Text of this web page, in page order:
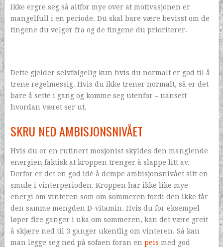
ikke ergre seg så altfor mye over at motivasjonen er
mangelfull i en periode. Du skal bare være bevisst om de
tingene du velger fra og de tingene du prioriterer.
Dette gjelder selvfølgelig kun hvis du normalt er god til å
trene regelmessig. Hvis du ikke trener normalt, så er det
bare å sette i gang og komme seg utenfor – uansett
hvordan været ser ut.
SKRU NED AMBISJONSNIVÅET
Hvis du er en rutinert mosjonist skyldes den manglende
energien faktisk at kroppen trenger å slappe litt av.
Derfor er det en god idé å dempe ambisjonsnivået sitt en
smule i vinterperioden. Kroppen har ikke like mye
energi om vinteren som om sommeren fordi den ikke får
den samme mengden D-vitamin. Hvis du for eksempel
løper fire ganger i uka om sommeren, kan det være greit
å skjære ned til 3 ganger ukentlig om vinteren. Så kan
man legge seg ned på sofaen foran en peis med god